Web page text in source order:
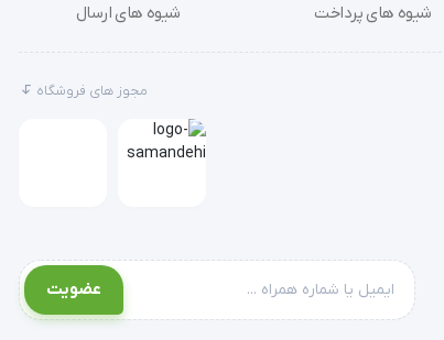
شیوه های پرداخت
شیوه های ارسال
مجوز های فروشگاه
عضویت